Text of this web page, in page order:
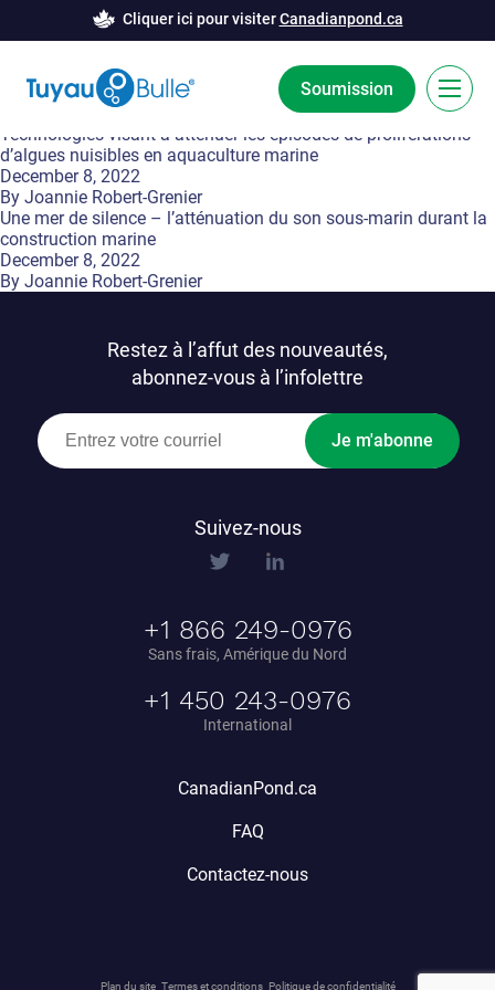
Cliquer ici pour visiterCanadianpond.ca
Soumission
La technologie Bubble Tubing®
Solutions
Déglaçage
Aération
Innovation développement
Bubble Tubing® Technologies
Ressources
À Propos
2022
Technologies visant à atténuer les épisodes de proliférations
d’algues nuisibles en aquaculture marine
December 8, 2022
By Joannie Robert-Grenier
Une mer de silence – l’atténuation du son sous-marin durant la
construction marine
December 8, 2022
By Joannie Robert-Grenier
Restez à l’affut des nouveautés,
abonnez-vous à l’infolettre
Je m'abonne
Suivez-nous
+1 866 249-0976
Sans frais, Amérique du Nord
+1 450 243-0976
International
CanadianPond.ca
FAQ
Contactez-nous
Plan du site Termes et conditions Politique de confidentialité